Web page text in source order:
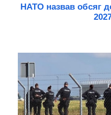
НАТО назвав обсяг